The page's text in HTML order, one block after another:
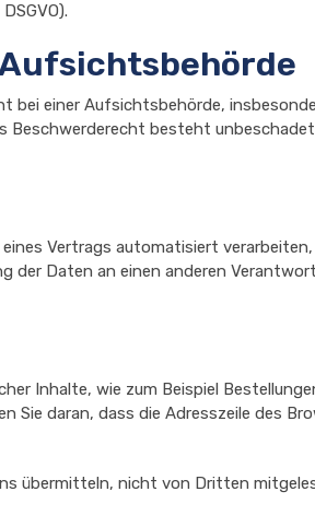
bei einer Aufsichtsbehörde,
besteht
Vertrags automatisiert
der Daten an einen anderen
Inhalte, wie zum Beispiel
Sie daran, dass die Adresszeile des
übermitteln, nicht von Dritten